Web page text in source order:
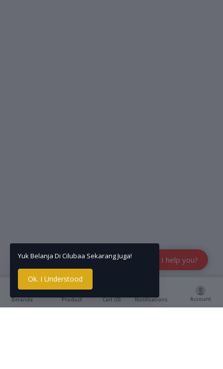
Beranda Product Cart (0) Notifications Account
How can I help you?
Yuk Belanja Di Cilubaa Sekarang Juga!
Ok. I Understood